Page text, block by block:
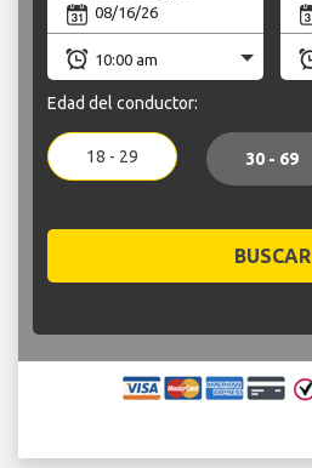
Edad del conductor:
18 - 29 30 - 69
BUSCAR